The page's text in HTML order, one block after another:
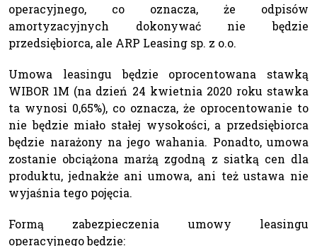
operacyjnego, co oznacza, że odpisów
amortyzacyjnych dokonywać nie będzie
przedsiębiorca, ale ARP Leasing sp. z o.o.
Umowa leasingu będzie oprocentowana stawką
WIBOR 1M (na dzień 24 kwietnia 2020 roku stawka
ta wynosi 0,65%), co oznacza, że oprocentowanie to
nie będzie miało stałej wysokości, a przedsiębiorca
będzie narażony na jego wahania. Ponadto, umowa
zostanie obciążona marżą zgodną z siatką cen dla
produktu, jednakże ani umowa, ani też ustawa nie
wyjaśnia tego pojęcia.
Formą zabezpieczenia umowy leasingu
operacyjnego będzie: